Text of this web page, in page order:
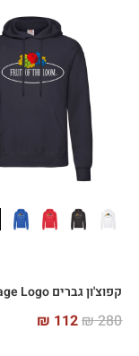
קפוצ'ון גברים Vintage Logo
₪280
₪ 112